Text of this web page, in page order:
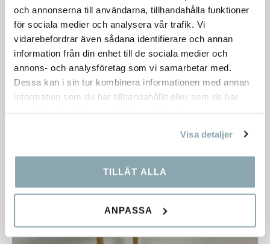
och annonserna till användarna, tillhandahålla funktioner
för sociala medier och analysera vår trafik. Vi
vidarebefordrar även sådana identifierare och annan
information från din enhet till de sociala medier och
annons- och analysföretag som vi samarbetar med.
Dessa kan i sin tur kombinera informationen med annan
information som du har tillhandahållit eller som de har
Visa detaljer
TILLÅT ALLA
ANPASSA
Heart Stol
Lager:
21 st.
Dimensioner:
470×450×760 mm